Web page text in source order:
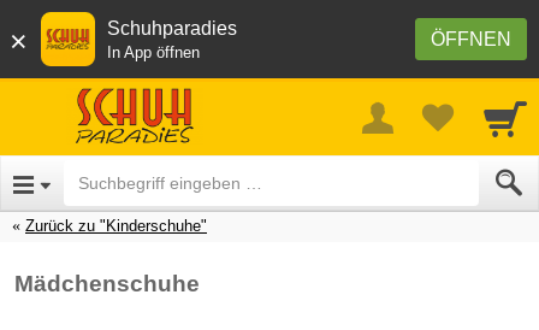
× ÖFFNEN
Schuhparadies
In App öffnen
Zurück zu "Kinderschuhe"
Mädchenschuhe